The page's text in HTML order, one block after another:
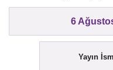
6
Yayın